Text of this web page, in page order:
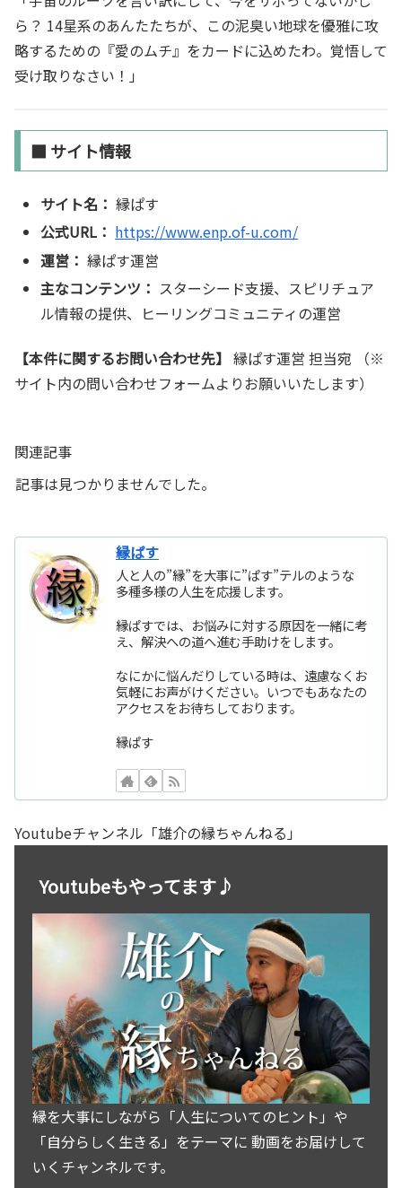
ら？ 14星系のあんたたちが、この泥臭い地球を優雅に攻
略するための『愛のムチ』をカードに込めたわ。覚悟して
受け取りなさい！」
■ サイト情報
サイト名： 縁ぱす
公式URL： https://www.enp.of-u.com/
運営： 縁ぱす運営
主なコンテンツ： スターシード支援、スピリチュア
ル情報の提供、ヒーリングコミュニティの運営
【本件に関するお問い合わせ先】 縁ぱす運営 担当宛 （※
サイト内の問い合わせフォームよりお願いいたします）
関連記事
記事は見つかりませんでした。
縁ぱす
人と人の”縁”を大事に”ぱす”テルのような
多種多様の人生を応援します。
縁ぱすでは、お悩みに対する原因を一緒に考
え、解決への道へ進む手助けをします。
なにかに悩んだりしている時は、遠慮なくお
気軽にお声がけください。いつでもあなたの
アクセスをお待ちしております。
縁ぱす
Youtubeチャンネル「雄介の縁ちゃんねる」
Youtubeもやってます♪
縁を大事にしながら「人生についてのヒント」や
「自分らしく生きる」をテーマに 動画をお届けして
いくチャンネルです。